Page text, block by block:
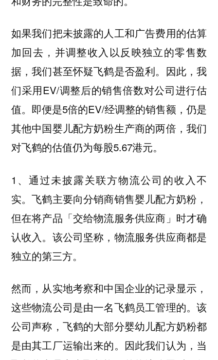
如果我们把未披露的人工和广告费用的估算
加回去，并调整收入以反映独立的零售数
据，我们甚至怀疑飞鹤是否盈利。因此，我
们采用EV/调整后的销售倍数对公司进行估
值。即便是5倍的EV/经调整的销售额，仍是
其他中国婴儿配方奶粉生产商的两倍，我们
对飞鹤的估值仍为每股5.67港元。
1、通过未披露关联方物流公司的收入不
实。飞鹤主要向分销商销售婴儿配方奶粉，
但在将产品「交给物流服务供应商」时才确
认收入。该公司坚称，物流服务供应商都是
独立的第三方。
然而，从实地考察和中国企业的记录显示，
这些物流公司是由一名飞鹤员工管理的。该
公司声称，飞鹤的大部分婴幼儿配方奶粉都
是由其工厂运输出来的。 因此我们认为，当